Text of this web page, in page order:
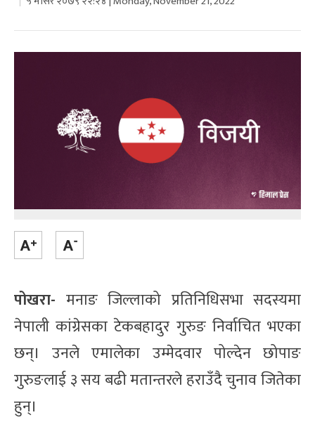
पोखरा- मनाङ जिल्लाको प्रतिनिधिसभा सदस्यमा
नेपाली कांग्रेसका टेकबहादुर गुरुङ निर्वाचित भएका
छन्। उनले एमालेका उम्मेदवार पोल्देन छोपाङ
गुरुङलाई ३ सय बढी मतान्तरले हराउँदै चुनाव जितेका
हुन्।